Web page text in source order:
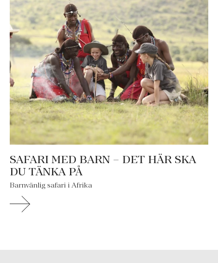
SAFARI MED BARN – DET HÄR SKA
DU TÄNKA PÅ
Barnvänlig safari i Afrika